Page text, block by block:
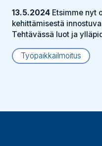
13.5.2024 Etsimme nyt
kehittämisestä
Tehtävässä luot ja
Työpaikkailmoitus